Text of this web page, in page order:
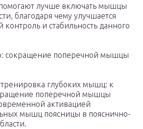
лучше включать мышцы
благодаря чему улучшается
контроль и стабильность данного
сокращение поперечной мышцы
глубоких мышц: к
поперечной мышцы
активацией
мышц поясницы в пояснично-